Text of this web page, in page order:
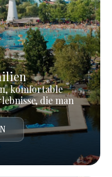
komfortable
die man